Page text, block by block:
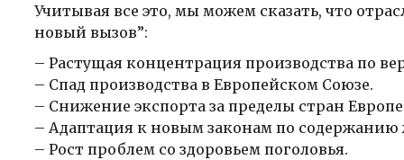
Учитывая все это, мы можем сказать, что
новый вызов”:
– Растущая концентрация производства по
– Спад производства в Европейском Союзе.
– Снижение экспорта за пределы стран
– Адаптация к новым законам по
– Рост проблем со здоровьем поголовья.